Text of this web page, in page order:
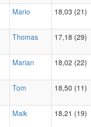
Mario 18,03 (21)
Thomas 17,18 (29)
Marian 18,02 (22)
Tom 18,50 (11)
Maik 18,21 (19)